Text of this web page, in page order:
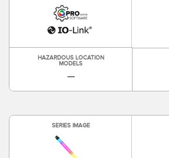
TECHNOLOGY
IO-Link 지원 센서
HAZARDOUS LOCATION
MODELS
—
SERIES IMAGE